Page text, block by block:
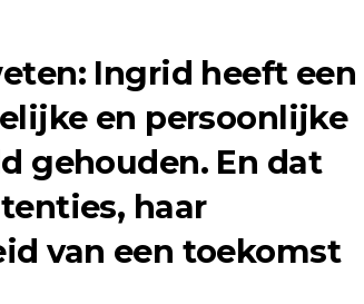
Ingrid heeft een
en persoonlijke
gehouden. En dat
haar
van een toekomst